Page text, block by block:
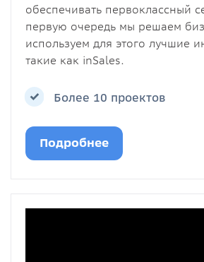
обеспечивать первоклассный
первую очередь мы решаем
используем для этого лучшие
такие как inSales.
Более 10 проектов
Подробнее